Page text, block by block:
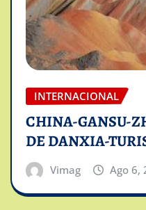
INTERNACIONAL
CHINA-GANSU-
DE DANXIA-
Vimag Ago 6,